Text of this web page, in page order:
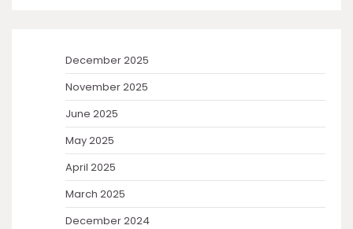
December 2025
November 2025
June 2025
May 2025
April 2025
March 2025
December 2024